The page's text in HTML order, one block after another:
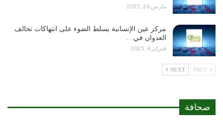
مارس 26, 2025
مركز عين الإنسانية يسلط الضوء على انتهاكات تحالف
العدوان في…
فبراير 4, 2025
NEXT
صحافة